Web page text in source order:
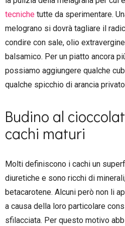
tecniche tutte da sperimentare.
melograno si dovrà tagliare il
condire con sale, olio
balsamico. Per un piatto ancora
possiamo aggiungere qualche
qualche spicchio di arancia
Budino al
cachi maturi
Molti definiscono i cachi un
diuretiche e sono ricchi di
betacarotene. Alcuni però non li
a causa della loro particolare
sfilacciata. Per questo motivo